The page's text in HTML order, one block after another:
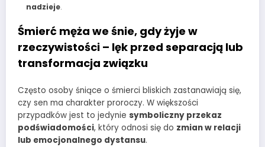
nadzieje.
Śmierć męża we śnie, gdy żyje w
rzeczywistości – lęk przed separacją lub
transformacja związku
Często osoby śniące o śmierci bliskich zastanawiają się,
czy sen ma charakter proroczy. W większości
przypadków jest to jedynie symboliczny przekaz
podświadomości, który odnosi się do zmian w relacji
lub emocjonalnego dystansu.